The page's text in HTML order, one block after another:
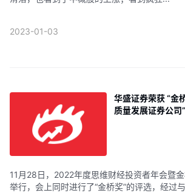
2023-01-03
华盛证券荣获 “金
质量发展证券公司
11月28日，2022年度思维财经投资者年会暨
举行，会上同时进行了“金桥奖”的评选，经过